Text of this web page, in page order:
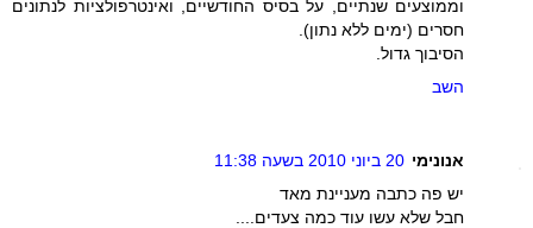
וממוצעים שנתיים, על בסיס החודשיים, ואינטרפולציות לנתונים
חסרים (ימים ללא נתון).
הסיבוך גדול.
השב
אנונימי 20 ביוני 2010 בשעה 11:38
יש פה כתבה מעניינת מאד
חבל שלא עשו עוד כמה צעדים....